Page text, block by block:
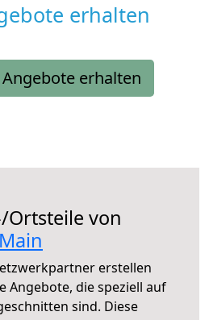
erhalten
erhalten
Ortsteile von
erstellen
Angebote, die speziell auf
sind. Diese